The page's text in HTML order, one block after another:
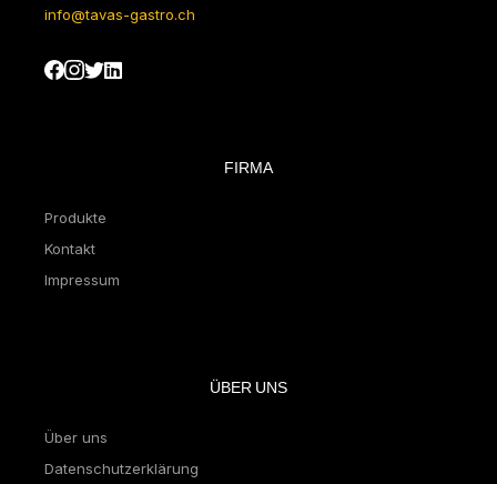
info@tavas-gastro.ch
FIRMA
Produkte
Kontakt
Impressum
ÜBER UNS
Über uns
Datenschutzerklärung